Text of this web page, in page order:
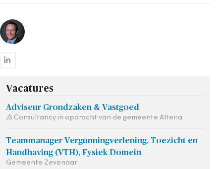
Vacatures
Adviseur Grondzaken & Vastgoed
JS Consultancy in opdracht van de gemeente Altena
Teammanager Vergunningverlening, Toezicht en
Handhaving (VTH), Fysiek Domein
Gemeente Zevenaar